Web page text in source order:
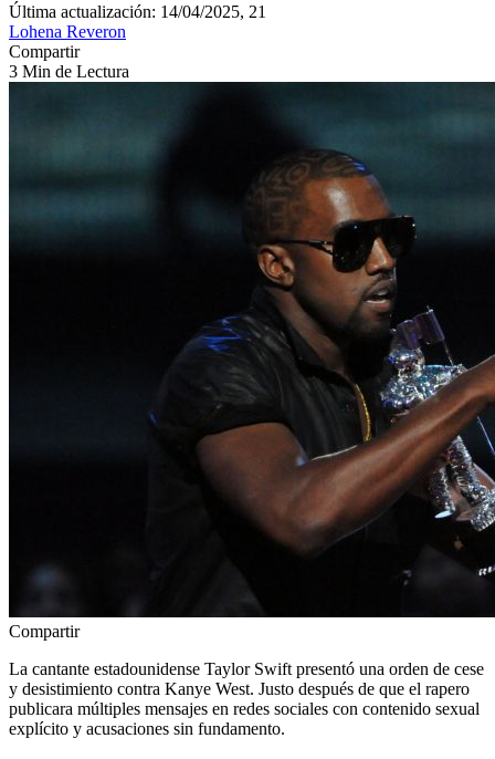
Última actualización: 14/04/2025, 21
Lohena Reveron
Compartir
3 Min de Lectura
Compartir
La cantante estadounidense Taylor Swift presentó una orden de cese
y desistimiento contra Kanye West. Justo después de que el rapero
publicara múltiples mensajes en redes sociales con contenido sexual
explícito y acusaciones sin fundamento.